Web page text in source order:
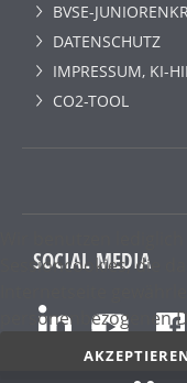
BVSE-
DATENSCHUTZ
IMPRESSUM, KI-
CO2-TOOL
SOCIAL MEDIA
Sessioncookies, die
personenbezogenen